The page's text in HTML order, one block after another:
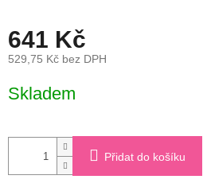
641 Kč
529,75 Kč bez DPH
cena:
Skladem
Přidat do košíku